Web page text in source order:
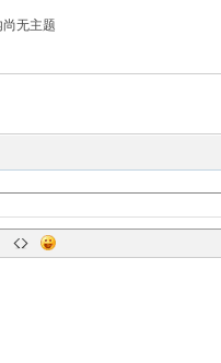
无主题